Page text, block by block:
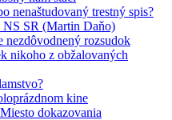
nenaštudovaný trestný spis?
NS SR (Martin Daňo)
nezdôvodnený rozsudok
nikoho z obžalovaných
kine
dokazovania